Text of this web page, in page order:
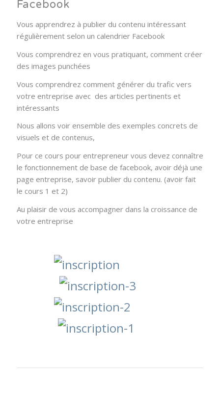
Facebook
Vous apprendrez à publier du contenu intéressant
régulièrement selon un calendrier Facebook
Vous comprendrez en vous pratiquant, comment créer
des images punchées
Vous comprendrez comment générer du trafic vers
votre entreprise avec des articles pertinents et
intéressants
Nous allons voir ensemble des exemples concrets de
visuels et de contenus,
Pour ce cours pour entrepreneur vous devez connaître
le fonctionnement de base de facebook, avoir déjà une
page entreprise, savoir publier du contenu. (avoir fait
le cours 1 et 2)
Au plaisir de vous accompagner dans la croissance de
votre entreprise